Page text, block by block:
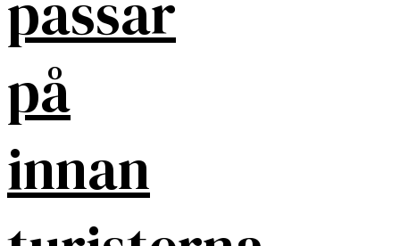
på
innan